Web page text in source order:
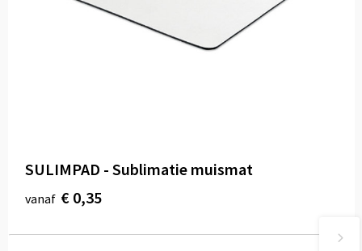
SULIMPAD - Sublimatie muismat
vanaf € 0,35